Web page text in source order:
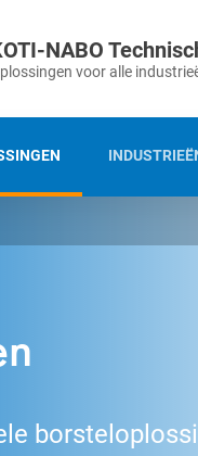
NABO
voor alle